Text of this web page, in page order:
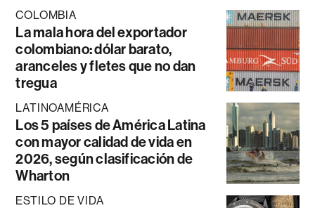
COLOMBIA
La mala hora del exportador
colombiano: dólar barato,
aranceles y fletes que no dan
tregua
LATINOAMÉRICA
Los 5 países de América Latina
con mayor calidad de vida en
2026, según clasificación de
Wharton
ESTILO DE VIDA